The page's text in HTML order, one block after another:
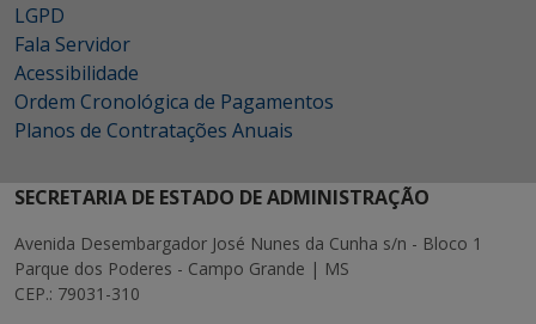
LGPD
Fala Servidor
Acessibilidade
Ordem Cronológica de Pagamentos
Planos de Contratações Anuais
SECRETARIA DE ESTADO DE ADMINISTRAÇÃO
Avenida Desembargador José Nunes da Cunha s/n - Bloco 1
Parque dos Poderes - Campo Grande | MS
CEP.: 79031-310